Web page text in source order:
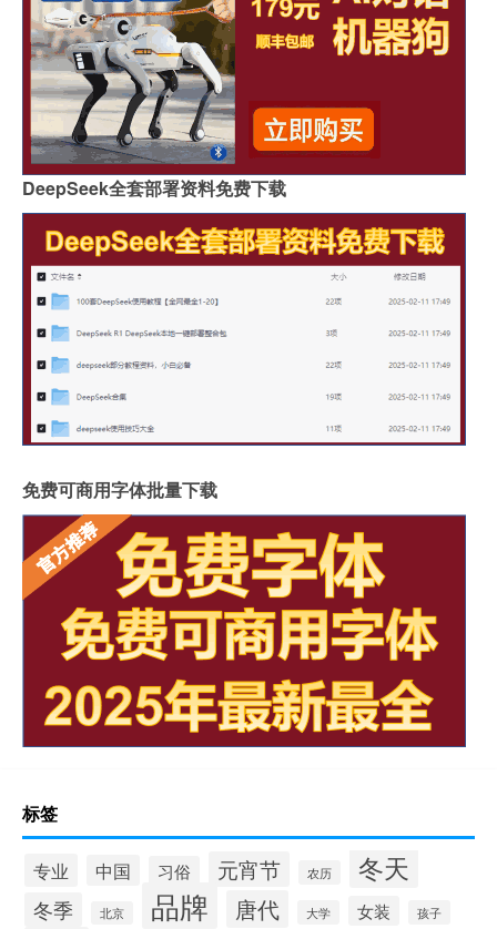
DeepSeek全套部署资料免费下载
免费可商用字体批量下载
标签
专业 中国 习俗 元宵节 农历 冬天
冬季 北京 品牌 唐代 大学 女装 孩子